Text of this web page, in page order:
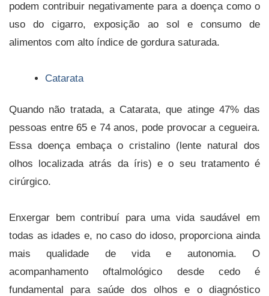
podem contribuir negativamente para a doença como o
uso do cigarro, exposição ao sol e consumo de
alimentos com alto índice de gordura saturada.
Catarata
Quando não tratada, a Catarata, que atinge 47% das
pessoas entre 65 e 74 anos, pode provocar a cegueira.
Essa doença embaça o cristalino (lente natural dos
olhos localizada atrás da íris) e o seu tratamento é
cirúrgico.
Enxergar bem contribuí para uma vida saudável em
todas as idades e, no caso do idoso, proporciona ainda
mais qualidade de vida e autonomia. O
acompanhamento oftalmológico desde cedo é
fundamental para saúde dos olhos e o diagnóstico